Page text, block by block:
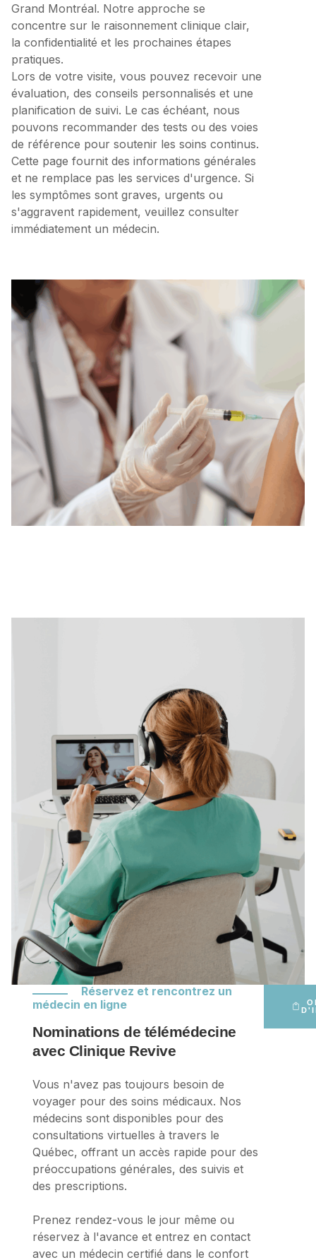
Grand Montréal. Notre approche se
concentre sur le raisonnement clinique clair,
la confidentialité et les prochaines étapes
pratiques.
Lors de votre visite, vous pouvez recevoir une
évaluation, des conseils personnalisés et une
planification de suivi. Le cas échéant, nous
pouvons recommander des tests ou des voies
de référence pour soutenir les soins continus.
Cette page fournit des informations générales
et ne remplace pas les services d'urgence. Si
les symptômes sont graves, urgents ou
s'aggravent rapidement, veuillez consulter
immédiatement un médecin.
Réservez et rencontrez un
médecin en ligne
Nominations de télémédecine
avec Clinique Revive
Vous n'avez pas toujours besoin de
voyager pour des soins médicaux. Nos
médecins sont disponibles pour des
consultations virtuelles à travers le
Québec, offrant un accès rapide pour des
préoccupations générales, des suivis et
des prescriptions.
Prenez rendez-vous le jour même ou
réservez à l'avance et entrez en contact
avec un médecin certifié dans le confort